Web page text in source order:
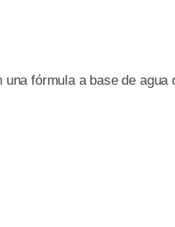
fórmula a base de agua